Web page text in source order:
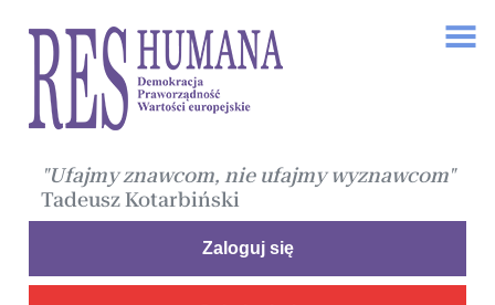
"Ufajmy znawcom, nie ufajmy wyznawcom"
Tadeusz Kotarbiński
Zaloguj się